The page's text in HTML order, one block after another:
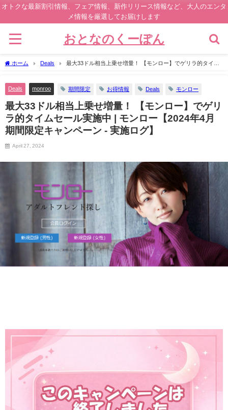
オトクな最新割引情報、フェア情報、新作リリース情報など、大人のエンタ
メ情報を厳選してお届けします
おとなのくーぽん
ホーム Deals
最大33ドル相当上乗せ増量！ 【モンロー】でゲリラ的タイム
Deals monroo 期間限定 お得情報 Deals モンロー
最大33ドル相当上乗せ増量！ 【モンロー】でゲリ
ラ的タイムセール実施中 | モンロー【2024年4月
期間限定キャンペーン - 実施ログ】
April 27, 2024